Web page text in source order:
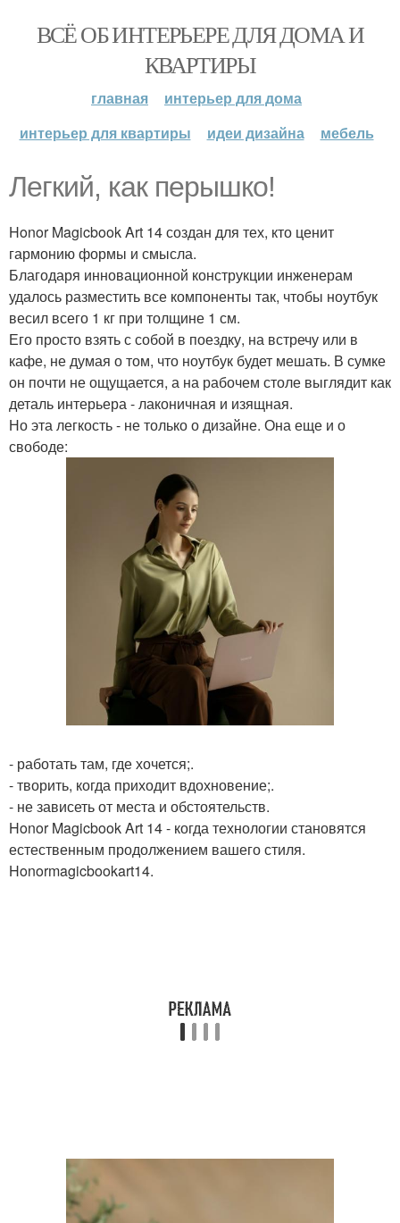
ВСЁ ОБ ИНТЕРЬЕРЕ ДЛЯ ДОМА И
КВАРТИРЫ
главная
интерьер для дома
интерьер для квартиры
идеи дизайна мебель
Легкий, как перышко!
Honor Magicbook Art 14 создан для тех, кто ценит
гармонию формы и смысла.
Благодаря инновационной конструкции инженерам
удалось разместить все компоненты так, чтобы ноутбук
весил всего 1 кг при толщине 1 см.
Его просто взять с собой в поездку, на встречу или в
кафе, не думая о том, что ноутбук будет мешать. В сумке
он почти не ощущается, а на рабочем столе выглядит как
деталь интерьера - лаконичная и изящная.
Но эта легкость - не только о дизайне. Она еще и о
свободе:
- работать там, где хочется;.
- творить, когда приходит вдохновение;.
- не зависеть от места и обстоятельств.
Honor Magicbook Art 14 - когда технологии становятся
естественным продолжением вашего стиля.
Honormagicbookart14.